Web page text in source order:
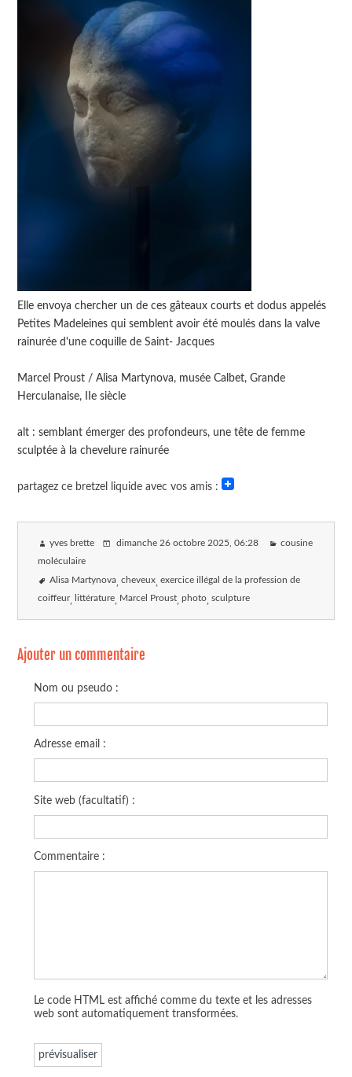
Elle envoya chercher un de ces gâteaux courts et dodus appelés
Petites Madeleines qui semblent avoir été moulés dans la valve
rainurée d'une coquille de Saint- Jacques
Marcel Proust / Alisa Martynova, musée Calbet, Grande
Herculanaise, IIe siècle
alt : semblant émerger des profondeurs, une tête de femme
sculptée à la chevelure rainurée
partagez ce bretzel liquide avec vos amis :
yves brette dimanche 26 octobre 2025, 06:28 cousine
moléculaire
Alisa Martynova cheveux exercice illégal de la profession de
coiffeur littérature Marcel Proust photo sculpture
Ajouter un commentaire
Nom ou pseudo :
Adresse email :
Site web (facultatif) :
Commentaire :
Le code HTML est affiché comme du texte et les adresses
web sont automatiquement transformées.